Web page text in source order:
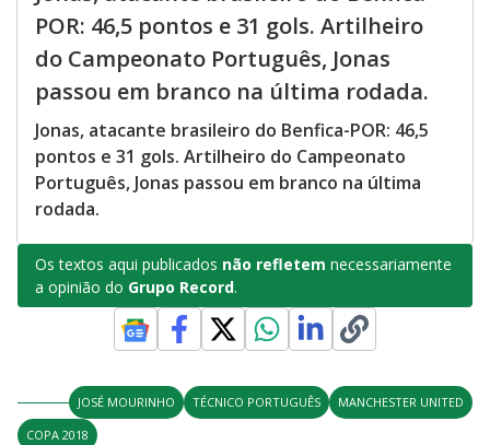
POR: 46,5 pontos e 31 gols. Artilheiro
do Campeonato Português, Jonas
passou em branco na última rodada.
Jonas, atacante brasileiro do Benfica-POR: 46,5
pontos e 31 gols. Artilheiro do Campeonato
Português, Jonas passou em branco na última
rodada.
Os textos aqui publicados não refletem necessariamente
a opinião do Grupo Record.
JOSÉ MOURINHO TÉCNICO PORTUGUÊS
MANCHESTER UNITED
COPA 2018